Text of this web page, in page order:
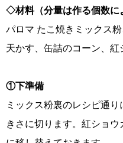
◇材料（分量は作る個数に
パロマ たこ焼きミックス
天かす、缶詰のコーン、
①下準備
ミックス粉裏のレシピ通
きさに切ります。紅ショ